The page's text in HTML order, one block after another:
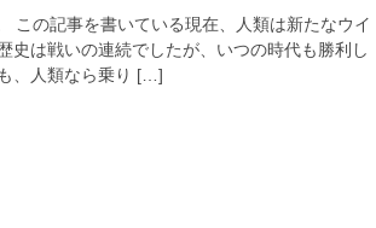
この記事を書いている現在、人類は新たなウイ
史は戦いの連続でしたが、いつの時代も勝利し
、人類なら乗り […]